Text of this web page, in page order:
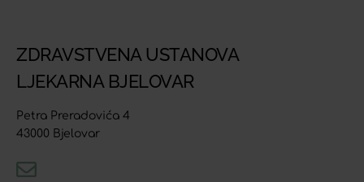
ZDRAVSTVENA USTANOVA
LJEKARNA BJELOVAR
Petra Preradovića 4
43000 Bjelovar